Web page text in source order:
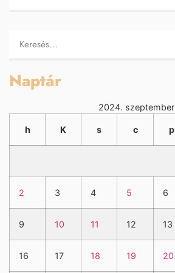
Naptár
2024. szeptember
h K s c p
2 3 4 5 6
9 10 11 12 13
16 17 18 19 20